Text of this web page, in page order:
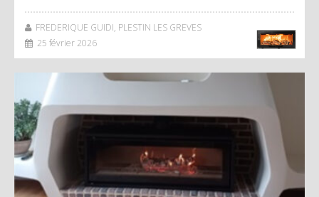
FREDERIQUE GUIDI, PLESTIN LES GREVES
25 février 2026